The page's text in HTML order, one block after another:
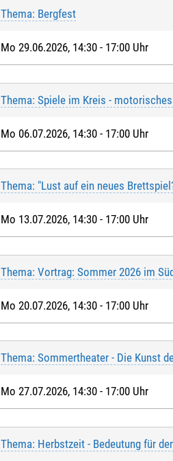
Thema: Bergfest
Mo 29.06.2026, 14:30 - 17:00 Uhr
Thema: Spiele im Kreis -
Mo 06.07.2026, 14:30 - 17:00 Uhr
Thema: "Lust auf ein neues
Mo 13.07.2026, 14:30 - 17:00 Uhr
Thema: Vortrag: Sommer 2026 im
Mo 20.07.2026, 14:30 - 17:00 Uhr
Thema: Sommertheater - Die Kunst
Mo 27.07.2026, 14:30 - 17:00 Uhr
Thema: Herbstzeit - Bedeutung für